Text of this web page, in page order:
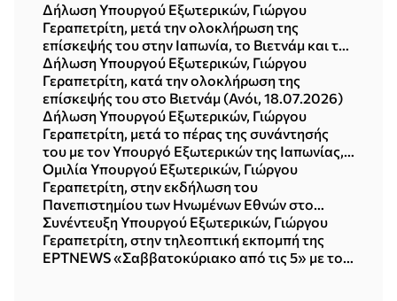
Δήλωση Υπουργού Εξωτερικών, Γιώργου
Γεραπετρίτη, μετά την ολοκλήρωση της
επίσκεψής του στην Ιαπωνία, το Βιετνάμ και τη
Δημοκρατία της Κορέας (Σεούλ, 21.07.2026)
Δήλωση Υπουργού Εξωτερικών, Γιώργου
Γεραπετρίτη, κατά την ολοκλήρωση της
επίσκεψής του στο Βιετνάμ (Ανόι, 18.07.2026)
Δήλωση Υπουργού Εξωτερικών, Γιώργου
Γεραπετρίτη, μετά το πέρας της συνάντησής
του με τον Υπουργό Εξωτερικών της Ιαπωνίας,
Toshimitsu Motegi (Τόκυο, 16.07.2026)
Ομιλία Υπουργού Εξωτερικών, Γιώργου
Γεραπετρίτη, στην εκδήλωση του
Πανεπιστημίου των Ηνωμένων Εθνών στο
Τόκυο, με θέμα «Η νέα πολυπολική διεθνής
τάξη πραγμάτων» (15.07.2026)
Συνέντευξη Υπουργού Εξωτερικών, Γιώργου
Γεραπετρίτη, στην τηλεοπτική εκπομπή της
ΕΡΤNEWS «Σαββατοκύριακο από τις 5» με τον